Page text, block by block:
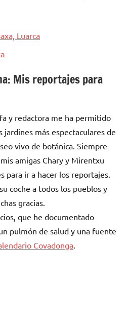
Mis reportajes para
y redactora me ha permitido
jardines más espectaculares de
vivo de botánica. Siempre
amigas Chary y Mirentxu
para ir a hacer los reportajes.
coche a todos los pueblos y
gracias.
que he documentado
pulmón de salud y una fuente
Covadonga.